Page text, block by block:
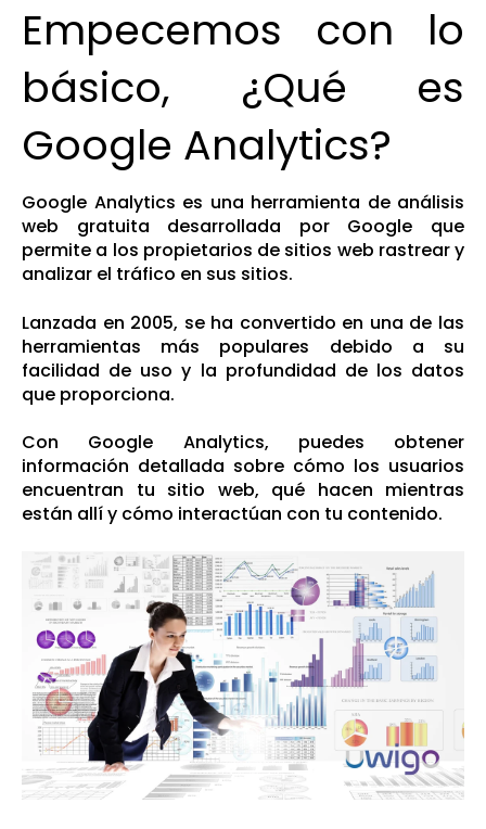
Empecemos con lo
básico, ¿Qué es
Google Analytics?
Google Analytics es una herramienta de análisis
web gratuita desarrollada por Google que
permite a los propietarios de sitios web rastrear y
analizar el tráfico en sus sitios.
Lanzada en 2005, se ha convertido en una de las
herramientas más populares debido a su
facilidad de uso y la profundidad de los datos
que proporciona.
Con Google Analytics, puedes obtener
información detallada sobre cómo los usuarios
encuentran tu sitio web, qué hacen mientras
están allí y cómo interactúan con tu contenido.